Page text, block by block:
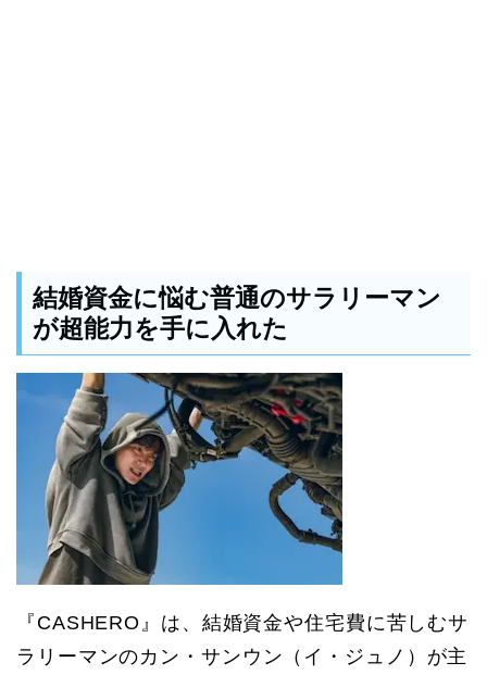
結婚資金に悩む普通のサラリーマン
が超能力を手に入れた
『CASHERO』は、結婚資金や住宅費に苦しむサ
ラリーマンのカン・サンウン（イ・ジュノ）が主